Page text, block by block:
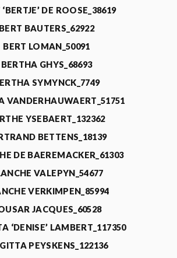
‘BERTJE’ DE ROOSE_38619
BERT BAUTERS_62922
BERT LOMAN_50091
BERTHA GHYS_68693
SYMYNCK_7749
VANDERHAUWAERT_51751
YSEBAERT_132362
BETTENS_18139
DE BAEREMACKER_61303
VALEPYN_54677
VERKIMPEN_85994
JACQUES_60528
‘DENISE’ LAMBERT_117350
PEYSKENS_122136